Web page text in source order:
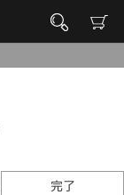
完了